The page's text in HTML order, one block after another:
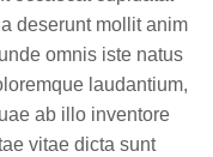
deserunt mollit anim
omnis iste natus
laudantium,
ab illo inventore
vitae dicta sunt